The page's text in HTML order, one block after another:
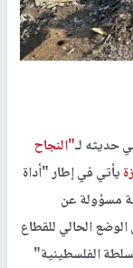
حديثه لـ"النجاح
يأتي في إطار "أداة
مسؤولة عن
الحالي للقطاع
الفلسطينية"